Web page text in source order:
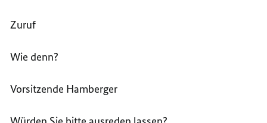
Zuruf
Wie denn?
Vorsitzende Hamberger